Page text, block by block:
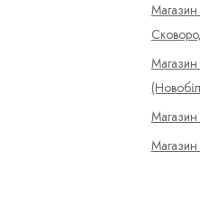
Магазин
Магазин